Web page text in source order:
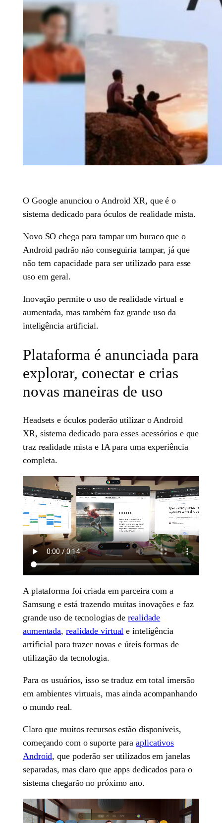
O Google anunciou o Android XR, que é o
sistema dedicado para óculos de realidade mista.
Novo SO chega para tampar um buraco que o
Android padrão não conseguiria tampar, já que
não tem capacidade para ser utilizado para esse
uso em geral.
Inovação permite o uso de realidade virtual e
aumentada, mas também faz grande uso da
inteligência artificial.
Plataforma é anunciada para
explorar, conectar e crias
novas maneiras de uso
Headsets e óculos poderão utilizar o Android
XR, sistema dedicado para esses acessórios e que
traz realidade mista e IA para uma experiência
completa.
A plataforma foi criada em parceira com a
Samsung e está trazendo muitas inovações e faz
grande uso de tecnologias derealidade
aumentada, realidade virtual e inteligência
artificial para trazer novas e úteis formas de
utilização da tecnologia.
Para os usuários, isso se traduz em total imersão
em ambientes virtuais, mas ainda acompanhando
o mundo real.
Claro que muitos recursos estão disponíveis,
começando com o suporte paraaplicativos
Android, que poderão ser utilizados em janelas
separadas, mas claro que apps dedicados para o
sistema chegarão no próximo ano.